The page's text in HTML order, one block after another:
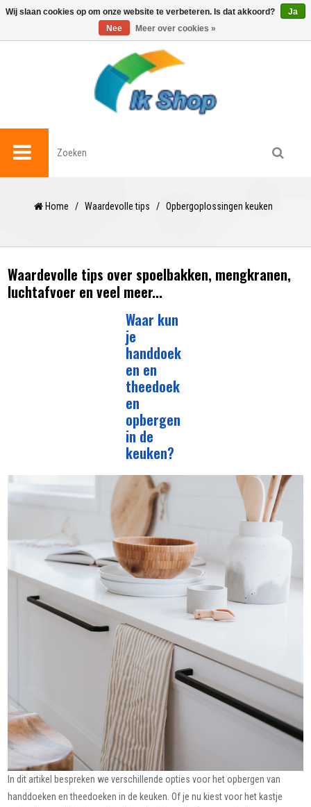
0
Home / Waardevolle tips / Opbergoplossingen keuken
Waardevolle tips over spoelbakken, mengkranen,
luchtafvoer en veel meer...
Waar kun
je
handdoek
en en
theedoek
en
opbergen
in de
keuken?
In dit artikel bespreken we verschillende opties voor het opbergen van
handdoeken en theedoeken in de keuken. Of je nu kiest voor het kastje
Wij slaan cookies op om onze website te verbeteren. Is dat akkoord?
Ja
Nee
Meer over cookies »